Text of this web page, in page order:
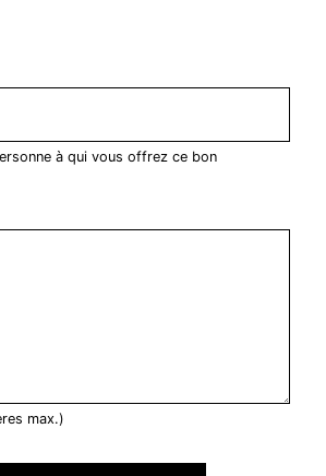
à qui vous offrez ce bon
max.)